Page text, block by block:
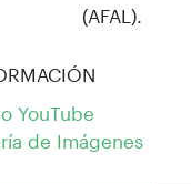
(AFAL).
YouTube
de Imágenes